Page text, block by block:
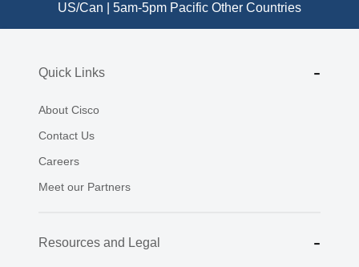
US/Can | 5am-5pm Pacific Other Countries